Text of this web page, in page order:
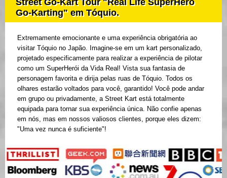
Street Go-Kart Tour "Real Life SuperHero
Go-Karting" em Tóquio.
Extremamente emocionante e uma experiência obrigatória ao
visitar Tóquio no Japão. Imagine-se em um kart personalizado,
projetado especificamente para realizar a experiência de pilotar
como um SuperHerói da Vida Real! Vista sua fantasia de
personagem favorita e dirija pelas ruas de Tóquio. Todos os
olhares estarão voltados para você, garantido! Você pode andar
em grupo ou privadamente, a Street Kart está totalmente
equipada para tornar sua experiência única. Não confie apenas
em nós, mas em nossos valiosos clientes, porque eles dizem:
"Uma vez nunca é suficiente"!